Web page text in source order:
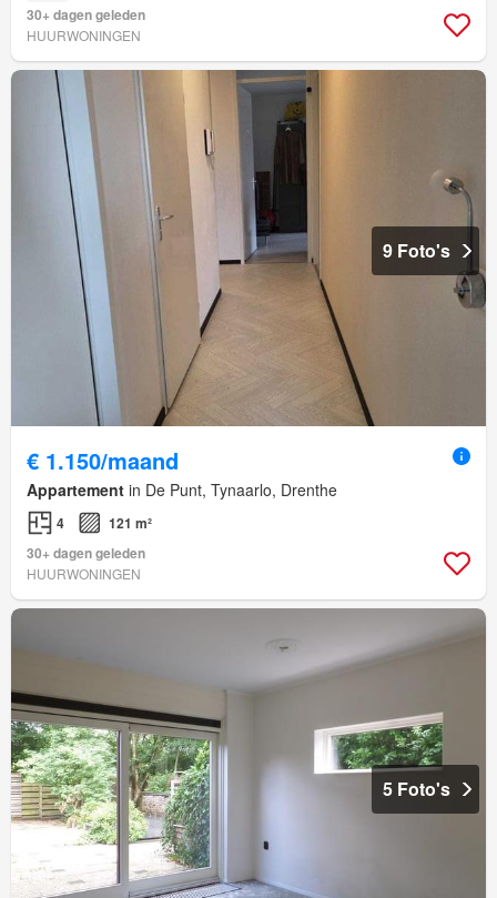
30+ dagen geleden
HUURWONINGEN
9 Foto's
€ 1.150/maand
Appartement in De Punt, Tynaarlo, Drenthe
4
121 m²
30+ dagen geleden
HUURWONINGEN
5 Foto's